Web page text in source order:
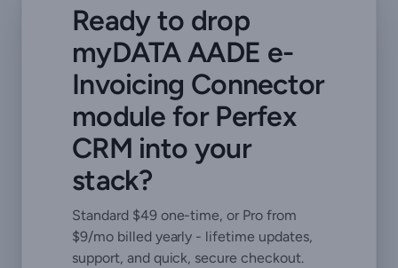
Ready to drop
myDATA AADE e-
Invoicing Connector
module for Perfex
CRM into your
stack?
Standard $49 one-time, or Pro from
$9/mo billed yearly - lifetime updates,
support, and quick, secure checkout.